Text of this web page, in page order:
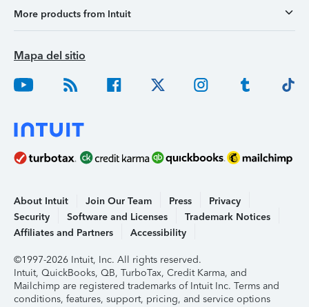
More products from Intuit
Mapa del sitio
About Intuit Join Our Team Press
Privacy
Security
Software and Licenses
Trademark Notices
Affiliates and Partners
Accessibility
©1997-2026 Intuit, Inc. All rights reserved.
Intuit, QuickBooks, QB, TurboTax, Credit Karma, and
Mailchimp are registered trademarks of Intuit Inc. Terms and
conditions, features, support, pricing, and service options